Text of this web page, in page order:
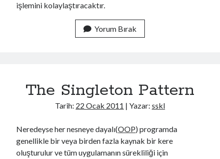
işlemini kolaylaştıracaktır.
Yorum Bırak
The Singleton Pattern
Tarih: 22 Ocak 2011 | Yazar: sskl
Neredeyse her nesneye dayalı(OOP) programda
genellikle bir veya birden fazla kaynak bir kere
oluşturulur ve tüm uygulamanın sürekliliği için